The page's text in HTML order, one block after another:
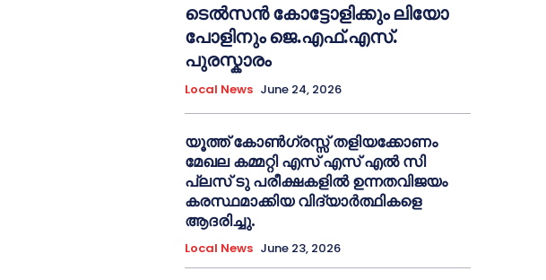
ടെൽസൻ കോട്ടോളിക്കും ലിയോ
പോളിനും ജെ.എഫ്.എസ്.
പുരസ്കാരം
Local News June 24, 2026
യൂത്ത് കോൺഗ്രസ്സ് തളിയക്കോണം
മേഖല കമ്മറ്റി എസ് എസ് എൽ സി
പ്ലസ് ടു പരീക്ഷകളിൽ ഉന്നതവിജയം
കരസ്ഥമാക്കിയ വിദ്യാർത്ഥികളെ
ആദരിച്ചു.
Local News June 23, 2026